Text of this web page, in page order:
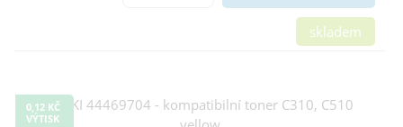
skladem
0,12 KČ
VÝTISK